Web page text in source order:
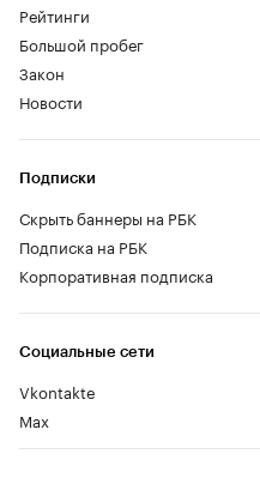
Рейтинги
Большой пробег
Закон
Новости
Социальные сети
Vkontakte
Max
Подписки
Скрыть баннеры на РБК
Подписка на РБК
Корпоративная подписка